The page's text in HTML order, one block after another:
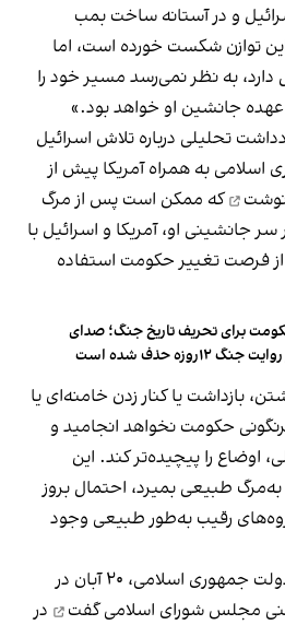
و در آستانه ساخت بمب
توازن شکست خورده است، اما
که اکنون ۸۶ سال دارد، به نظر نمی‌رسد مسیر خود را
جانشین او خواهد بود.»
تحلیلی درباره تلاش اسرائیل
به همراه آمریکا پیش از
که ممکن است پس از مرگ
جانشینی او،‌ آمریکا و اسرائیل با
از فرصت تغییر حکومت استفاده
برای تحریف تاریخ جنگ؛ صدای
۱۲روزه حذف شده است
بازداشت یا کنار زدن خامنه‌ای یا
حکومت نخواهد انجامید و
اوضاع را پیچیده‌تر کند. این
به‌مرگ طبیعی بمیرد، احتمال بروز
رقیب به‌طور طبیعی وجود
مسعود پزشکیان، رییس دولت جمهوری اسلامی، ۲۰ آبان در
مجلس شورای اسلامیگفت
در